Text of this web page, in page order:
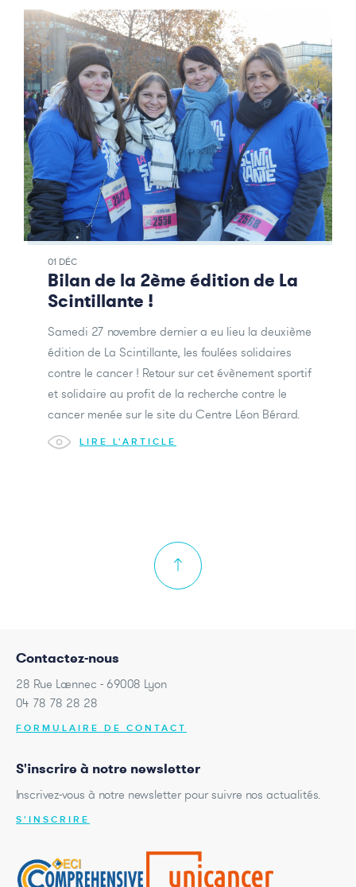
01 DÉC
Bilan de la 2ème édition de La
Scintillante !
Samedi 27 novembre dernier a eu lieu la deuxième
édition de La Scintillante, les foulées solidaires
contre le cancer ! Retour sur cet évènement sportif
et solidaire au profit de la recherche contre le
cancer menée sur le site du Centre Léon Bérard.
LIRE L'ARTICLE
Contactez-nous
28 Rue Laennec - 69008 Lyon
04 78 78 28 28
FORMULAIRE DE CONTACT
S'inscrire à notre newsletter
Inscrivez-vous à notre newsletter pour suivre nos actualités.
S'INSCRIRE